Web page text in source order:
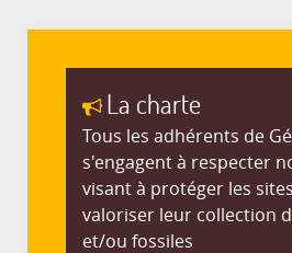
La charte
Tous les adhérents de
s'engagent à respecter
visant à protéger les
valoriser leur collection
et/ou fossiles